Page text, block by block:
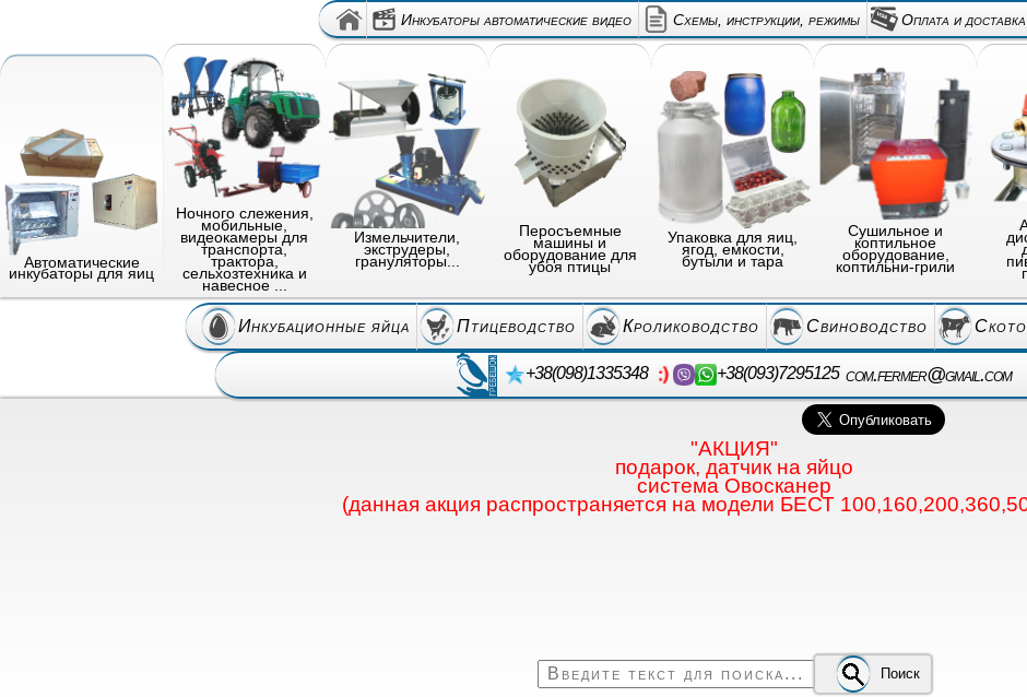
Инкубаторы автоматические видео Схемы, инструкции, режимы Оплата и доставка
Автоматические
инкубаторы для яиц
Ночного слежения,
мобильные,
видеокамеры для
транспорта,
трактора,
сельхозтехника и
навесное ...
Измельчители,
экструдеры,
грануляторы...
Перосъемные
машины и
оборудование для
убоя птицы
Упаковка для яиц,
ягод, емкости,
бутыли и тара
Сушильное и
коптильное
оборудование,
коптильни-грили
Инкубационные яйца Птицеводство Кролиководство Свиноводство
+38(098)1335348 +38(093)7295125 com.fermer@gmail.com
"АКЦИЯ"
подарок, датчик на яйцо
система Овосканер
(данная акция распространяется на модели БЕСТ
Поиск